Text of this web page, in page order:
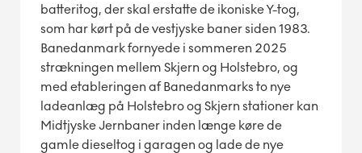
batteritog, der skal erstatte de ikoniske Y-tog,
som har kørt på de vestjyske baner siden 1983.
Banedanmark fornyede i sommeren 2025
strækningen mellem Skjern og Holstebro, og
med etableringen af Banedanmarks to nye
ladeanlæg på Holstebro og Skjern stationer kan
Midtjyske Jernbaner inden længe køre de
gamle dieseltog i garagen og lade de nye